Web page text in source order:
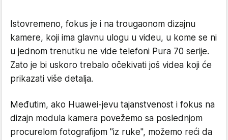
Istovremeno, fokus je i na trougaonom dizajnu
kamere, koji ima glavnu ulogu u videu, u kome se ni
u jednom trenutku ne vide telefoni Pura 70 serije.
Zato je bi uskoro trebalo očekivati još videa koji će
prikazati više detalja.
Međutim, ako Huawei-jevu tajanstvenost i fokus na
dizajn modula kamera povežemo sa poslednjom
procurelom fotografijom "iz ruke", možemo reći da